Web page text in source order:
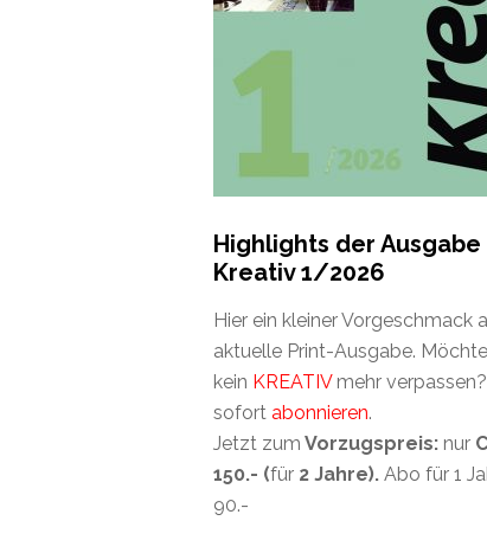
Highlights der Ausgabe
Kreativ 1/2026
Hier ein kleiner Vorgeschmack
aktuelle Print-Ausgabe.
kein KREATIVmehr
sofort abonnieren.
Jetzt zum Vorzugspreis: nur
150.- (für 2 Jahre). Abo für 1
90.-